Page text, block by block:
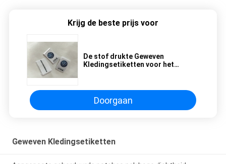
Krijg de beste prijs voor
De stof drukte Geweven
Kledingsetiketten voor het
Doorgaan
Geweven Kledingsetiketten